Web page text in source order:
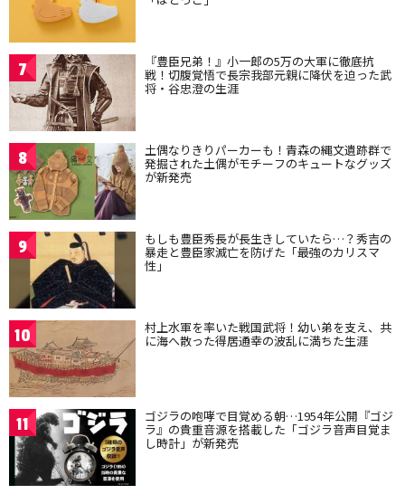
7 『豊臣兄弟！』小一郎の5万の大軍に徹底抗
戦！切腹覚悟で長宗我部元親に降伏を迫った武
将・谷忠澄の生涯
8 土偶なりきりパーカーも！青森の縄文遺跡群で
発掘された土偶がモチーフのキュートなグッズ
が新発売
9 もしも豊臣秀長が長生きしていたら…？秀吉の
暴走と豊臣家滅亡を防げた「最強のカリスマ
性」
10 村上水軍を率いた戦国武将！幼い弟を支え、共
に海へ散った得居通幸の波乱に満ちた生涯
11 ゴジラの咆哮で目覚める朝…1954年公開『ゴジ
ラ』の貴重音源を搭載した「ゴジラ音声目覚ま
し時計」が新発売